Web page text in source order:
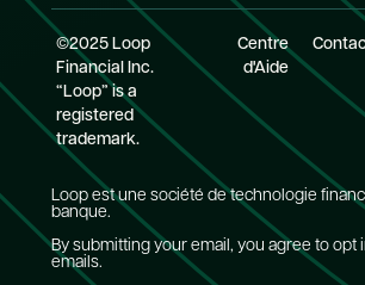
©2025 Loop
Financial Inc.
“Loop” is a
registered
trademark.
Centre
d'Aide
Loop est une société de technologie
banque.
By submitting your email, you agree to opt
emails.